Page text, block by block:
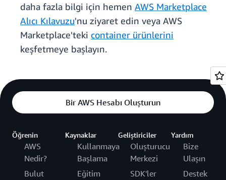
daha fazla bilgi için hemen AWS Marketplace
Alıcı Kılavuzu'nu ziyaret edin veya AWS
Marketplace'teki container ürünlerini
keşfetmeye başlayın.
Bir AWS Hesabı Oluşturun
Öğrenin
AWS
Nedir?
Bulut
Kaynaklar
Kullanmaya
Başlama
Eğitim
Geliştiriciler
Oluşturucu
Merkezi
SDK'ler
Yardım
Bize
Ulaşın
Destek